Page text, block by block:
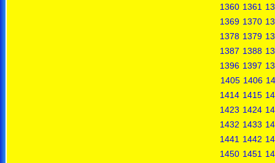
1360 1361
1369 1370
1378 1379
1387 1388
1396 1397
1405 1406
1414 1415
1423 1424
1432 1433
1441 1442
1450 1451